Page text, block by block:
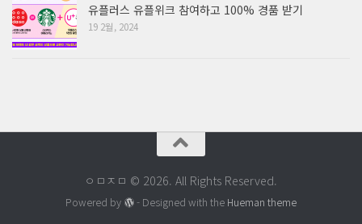
유플러스 유플위크 참여하고 100% 경품 받기
19 2월, 2024
ㅇㅁㅈㅁ © 2026. All Rights Reserved.
Powered by - Designed with the Hueman theme